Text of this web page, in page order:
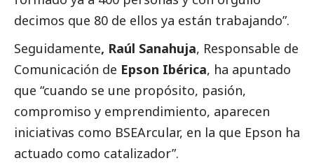
decimos que 80 de ellos ya están trabajando”.
Seguidamente, Raúl Sanahuja, Responsable de
Comunicación de Epson Ibérica, ha apuntado
que “cuando se une propósito, pasión,
compromiso y emprendimiento, aparecen
iniciativas como BSEArcular, en la que Epson ha
actuado como catalizador”.